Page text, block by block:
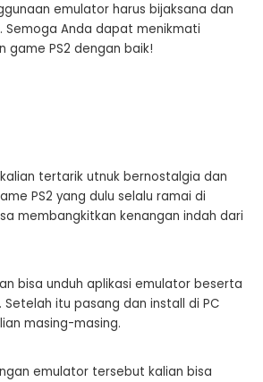
emulator harus bijaksana dan
Semoga Anda dapat menikmati
game PS2 dengan baik!
tertarik utnuk bernostalgia dan
PS2 yang dulu selalu ramai di
membangkitkan kenangan indah dari
bisa unduh aplikasi emulator beserta
Setelah itu pasang dan install di PC
masing-masing.
emulator tersebut kalian bisa